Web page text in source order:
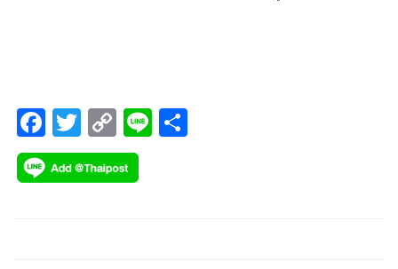
กีฬาแห่งชาติ กรุงเทพมหานคร ชี้เป็นโอกาสดี ที่แฟน ๆ กีฬา จะ
ได้ชมยอดฝีมือระดับโลกกันแบบสด ๆ
F
ac
e
T
wi
tt
C
o
p
Li